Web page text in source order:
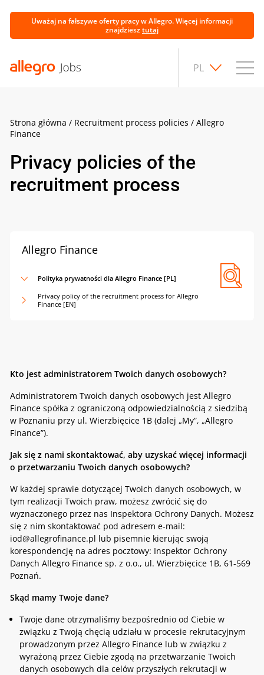
Uważaj na fałszywe oferty pracy w Allegro. Więcej informacji
znajdziesztutaj
PL
Strona główna / Recruitment process policies / Allegro
Finance
Privacy policies of the
recruitment process
Allegro Finance
Polityka prywatności dla Allegro Finance [PL]
Privacy policy of the recruitment process for Allegro
Finance [EN]
Kto jest administratorem Twoich danych osobowych?
Administratorem Twoich danych osobowych jest Allegro
Finance spółka z ograniczoną odpowiedzialnością z siedzibą
w Poznaniu przy ul. Wierzbięcice 1B (dalej „My”, „Allegro
Finance”).
Jak się z nami skontaktować, aby uzyskać więcej informacji
o przetwarzaniu Twoich danych osobowych?
W każdej sprawie dotyczącej Twoich danych osobowych, w
tym realizacji Twoich praw, możesz zwrócić się do
wyznaczonego przez nas Inspektora Ochrony Danych. Możesz
się z nim skontaktować pod adresem e-mail:
iod@allegrofinance.pl lub pisemnie kierując swoją
korespondencję na adres pocztowy: Inspektor Ochrony
Danych Allegro Finance sp. z o.o., ul. Wierzbięcice 1B, 61-569
Poznań.
Skąd mamy Twoje dane?
Twoje dane otrzymaliśmy bezpośrednio od Ciebie w
związku z Twoją chęcią udziału w procesie rekrutacyjnym
prowadzonym przez Allegro Finance lub w związku z
wyrażoną przez Ciebie zgodą na przetwarzanie Twoich
danych osobowych dla celów przyszłych rekrutacji w